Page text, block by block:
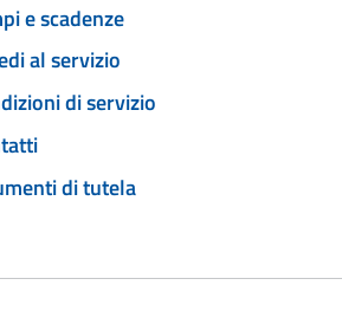
e scadenze
al servizio
di servizio
di tutela